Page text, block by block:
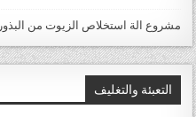
مشروع الة استخلاص الزيوت من البذور
التعبئة والتغليف